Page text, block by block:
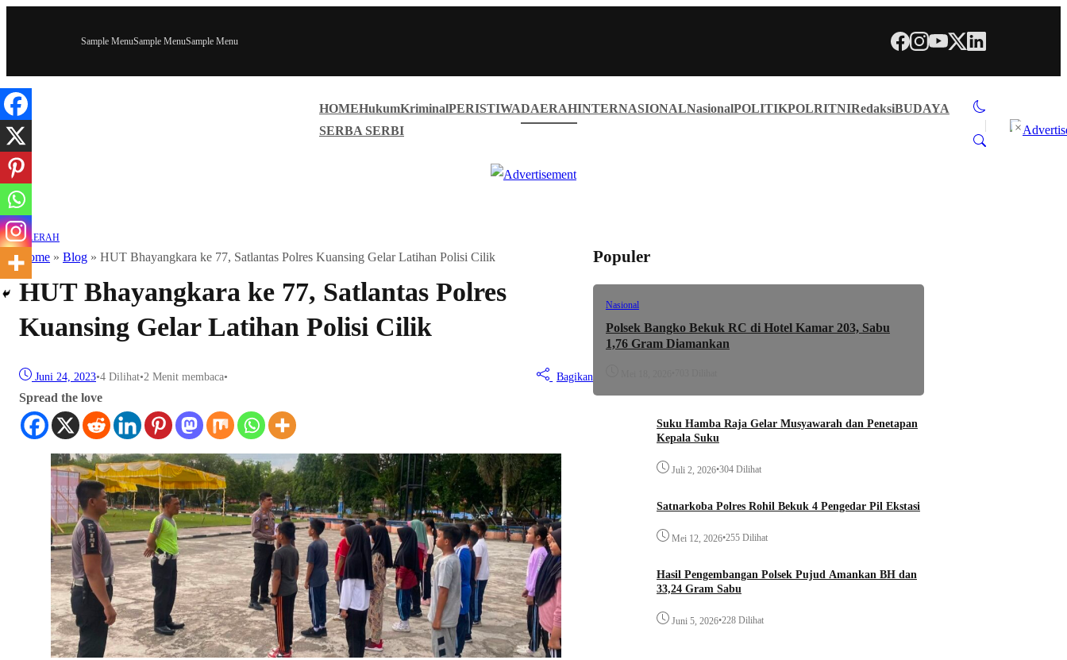
Sample MenuSample MenuSample Menu
HOMEHukumKriminalPERISTIWADAERAHINTERNASIONALNasionalPOLITIKPOLRITNIRedaksiBUDAYA
SERBA SERBI
DAERAH
Home » Blog » HUT Bhayangkara ke 77, Satlantas Polres Kuansing Gelar Latihan Polisi Cilik
HUT Bhayangkara ke 77, Satlantas Polres
Kuansing Gelar Latihan Polisi Cilik
Juni 24, 2023•4 Dilihat•2 Menit membaca• Bagikan
Spread the love
Populer
Nasional
Polsek Bangko Bekuk RC di Hotel Kamar 203, Sabu
1,76 Gram Diamankan
Suku Hamba Raja Gelar Musyawarah dan Penetapan
Kepala Suku
Juli 2, 2026•304 Dilihat
Satnarkoba Polres Rohil Bekuk 4 Pengedar Pil Ekstasi
Mei 12, 2026•255 Dilihat
Hasil Pengembangan Polsek Pujud Amankan BH dan
33,24 Gram Sabu
Juni 5, 2026•228 Dilihat
×